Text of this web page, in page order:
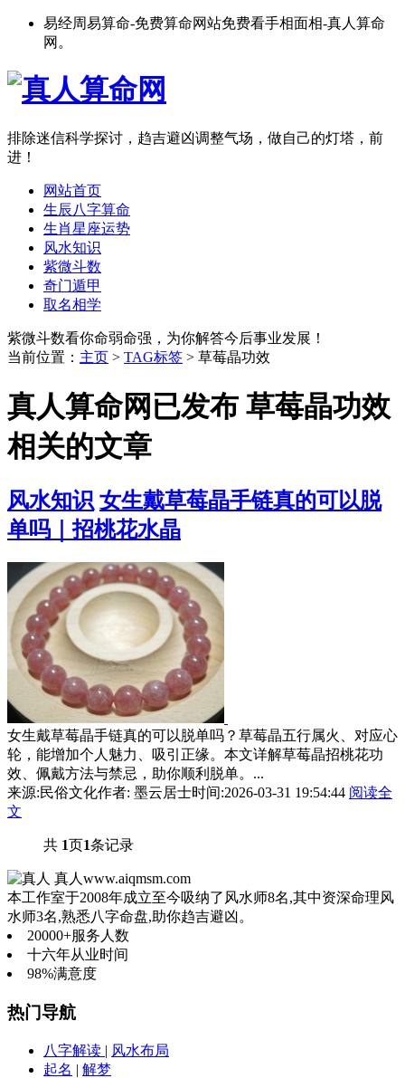
易经周易算命-免费算命网站免费看手相面相-真人算命
网。
排除迷信科学探讨，趋吉避凶调整气场，做自己的灯塔，前
进！
网站首页
生辰八字算命
生肖星座运势
风水知识
紫微斗数
奇门遁甲
取名相学
紫微斗数看你命弱命强，为你解答今后事业发展！
当前位置： 主页 > TAG标签 > 草莓晶功效
真人算命网已发布 草莓晶功效
相关的文章
风水知识 女生戴草莓晶手链真的可以脱
单吗｜招桃花水晶
女生戴草莓晶手链真的可以脱单吗？草莓晶五行属火、对应心
轮，能增加个人魅力、吸引正缘。本文详解草莓晶招桃花功
效、佩戴方法与禁忌，助你顺利脱单。...
来源:民俗文化作者: 墨云居士时间:2026-03-31 19:54:44 阅读全
文
共 1页1条记录
真人 www.aiqmsm.com
本工作室于2008年成立至今吸纳了风水师8名,其中资深命理风
水师3名,熟悉八字命盘,助你趋吉避凶。
20000+服务人数
十六年从业时间
98%满意度
热门导航
八字解读 | 风水布局
起名 | 解梦